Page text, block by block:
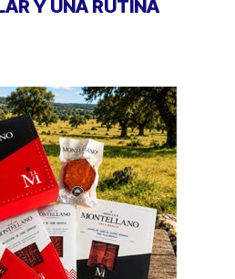
Y UNA RUTINA